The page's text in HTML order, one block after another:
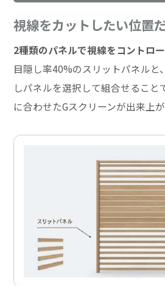
視線をカットしたい位置
2種類のパネルで視線をコントロ
目隠し率40%のスリットパネルと
しパネルを選択して組合せること
に合わせたGスクリーンが出来上